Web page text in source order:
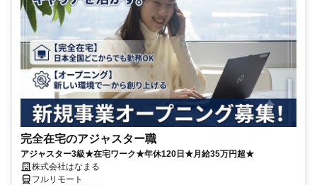
完全在宅のアジャスター職
アジャスター3級★在宅ワーク★年休120日★月給35万円超★
株式会社はなまる
フルリモート